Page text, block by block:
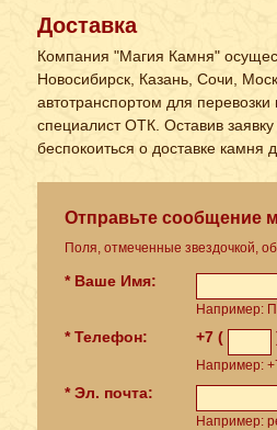
Доставка
Компания "Магия Камня"
Новосибирск, Казань, Сочи,
автотранспортом для
специалист ОТК. Оставив
беспокоиться о доставке
Отправьте сообщение
Поля, отмеченные звездочкой,
* Ваше Имя:
Например:
* Телефон: +7 (
Например:
* Эл. почта:
Например: